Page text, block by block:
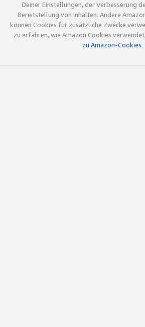
Deiner Einstellungen, der Verbesserung
Bereitstellung von Inhalten. Andere
können Cookies für zusätzliche Zwecke
zu erfahren, wie Amazon Cookies
zu Amazon-Cookies.